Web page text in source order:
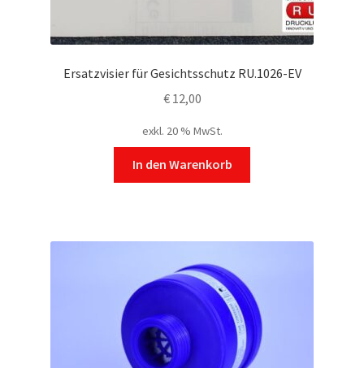
Ersatzvisier für Gesichtsschutz RU.1026-EV
€12,00
exkl. 20 % MwSt.
In den Warenkorb